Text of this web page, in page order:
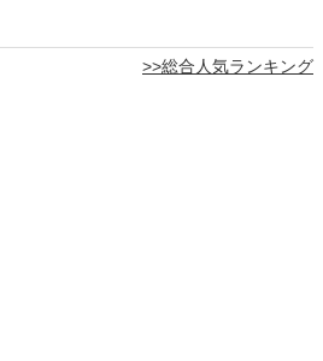
>>総合人気ランキング